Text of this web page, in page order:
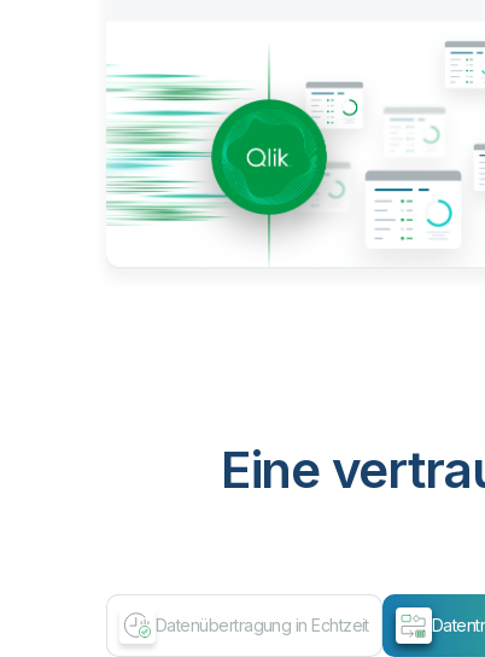
Eine
Datenübertragung in Echtzeit